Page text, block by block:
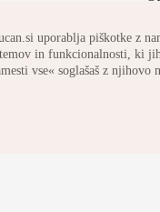
uporablja piškotke z
in funkcionalnosti, ki
vse« soglašaš z njihovo